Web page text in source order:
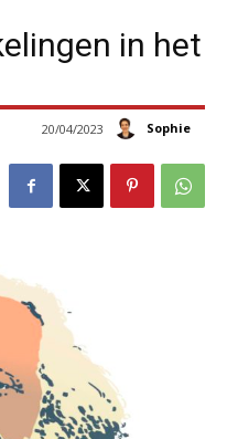
in het
Sophie
20/04/2023